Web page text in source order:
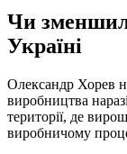
Чи
Україні
Олександр Хорев
виробництва
території, де
виробничому